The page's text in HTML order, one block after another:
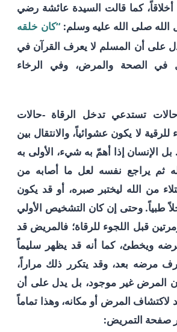
ثم أخلاقاً، كما قالت السيدة عائشة رضي
الله صلى الله عليه وسلم:“كان خلقه
على أن المسلم لا يعرف القرآن في
الصحة والمرض، وفي الرخاء
تستدعي تدخل الرقاة -حالات
للرقية لا يكون عشوائياً، والانتقال بين
بل الإنسان إذا أهمّ به شيء، الأولى به
ثم يراجع نفسه لعل ما أصابه من
من الله ليختبر صبره، أو قد يكون
طبياً. وحتى إن كان التشخيص الأولي
قبل اللجوء للرقاة؛ فالمريض قد
ويخطئ، كما أنه قد يظهر سليماً
مرضه بعد، وقد يتكرر ذلك مراراً،
المرض غير موجود، بل يدل على أن
لاكتشاف المرض أو مكانه، وهذا تماماً
صفحة التمريض: